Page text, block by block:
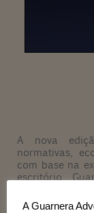
A nova
normativas,
com base na
escritório
A Guarnera